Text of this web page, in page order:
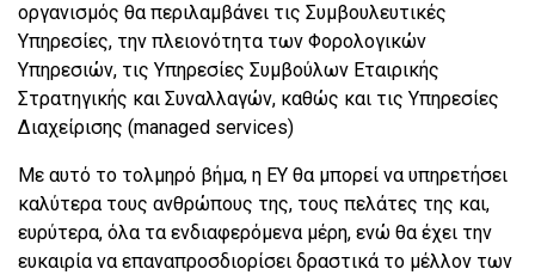
οργανισμός θα περιλαμβάνει τις Συμβουλευτικές
Υπηρεσίες, την πλειονότητα των Φορολογικών
Υπηρεσιών, τις Υπηρεσίες Συμβούλων Εταιρικής
Στρατηγικής και Συναλλαγών, καθώς και τις Υπηρεσίες
Διαχείρισης (managed services)
Με αυτό το τολμηρό βήμα, η EY θα μπορεί να υπηρετήσει
καλύτερα τους ανθρώπους της, τους πελάτες της και,
ευρύτερα, όλα τα ενδιαφερόμενα μέρη, ενώ θα έχει την
ευκαιρία να επαναπροσδιορίσει δραστικά το μέλλον των